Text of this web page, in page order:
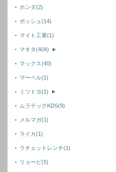
ホンダ(2)
ボッシュ (14)
マイト工業(1)
マキタ(404) ►
マックス(40)
マーベル(1)
ミツトヨ(1) ►
ムラテックKDS(9)
メルマガ(1)
ライカ(1)
ラチェットレンチ(1)
リョービ(5)